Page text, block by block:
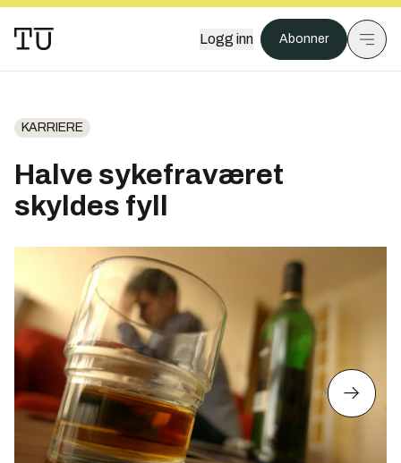
Logg inn Abonner
KARRIERE
Halve sykefraværet
skyldes fyll